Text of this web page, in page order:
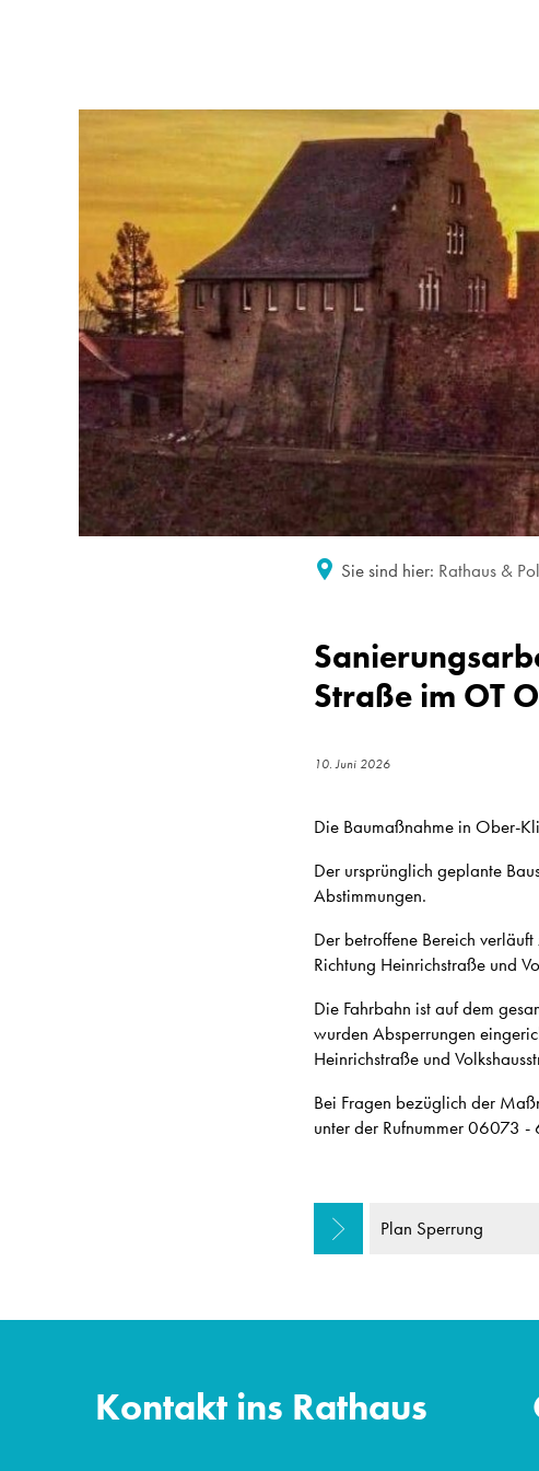
Sie sind hier: Rathaus &
Straße im OT
10. Juni 2026
Die Baumaßnahme in Ober-
Der ursprünglich geplante
Abstimmungen.
Der betroffene Bereich
Richtung Heinrichstraße und
Die Fahrbahn ist auf dem
wurden Absperrungen
Heinrichstraße und
Bei Fragen bezüglich der
unter der Rufnummer 06073
Plan Sperrung
Kontakt ins Rathaus